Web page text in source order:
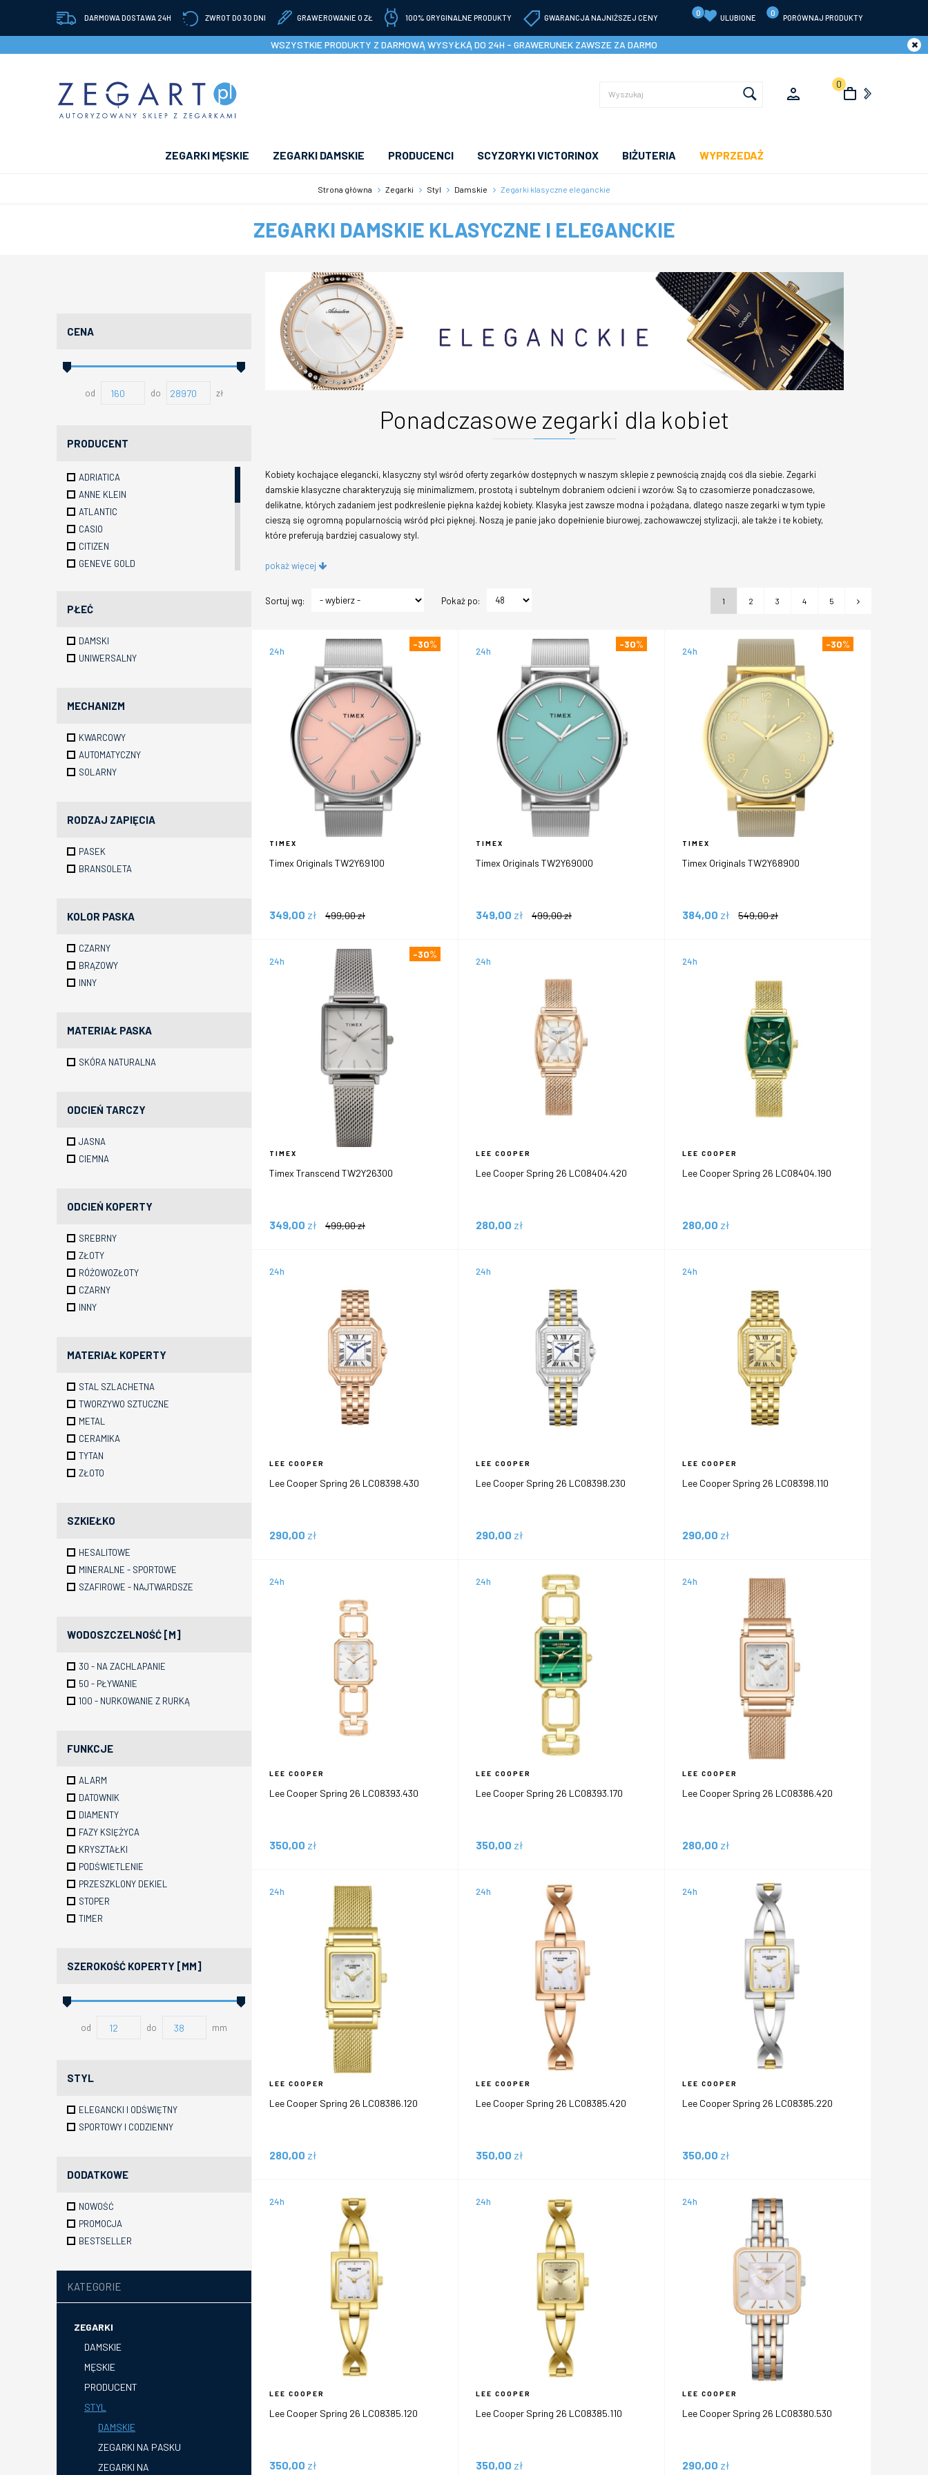
DARMOWA DOSTAWA 24H ZWROT DO 30 DNI GRAWEROWANIE 0 ZŁ 100% ORYGINALNE PRODUKTY GWARANCJA NAJNIŻSZEJ CENY
0
ULUBIONE
0
PORÓWNAJ PRODUKTY
WSZYSTKIE PRODUKTY Z DARMOWĄ WYSYŁKĄ DO 24H - GRAWERUNEK ZAWSZE ZA DARMO
0
ZEGARKI MĘSKIE ZEGARKI DAMSKIE PRODUCENCI SCYZORYKI VICTORINOX BIŻUTERIA WYPRZEDAŻ
Strona główna Zegarki Styl Damskie Zegarki klasyczne eleganckie
ZEGARKI DAMSKIE KLASYCZNE I ELEGANCKIE
CENA
od do zł
PRODUCENT
ADRIATICA
ANNE KLEIN
ATLANTIC
CASIO
CITIZEN
GENEVE GOLD
LORUS
SEIKO
TIMEX
VERSUS VERSACE
PŁEĆ
DAMSKI
UNIWERSALNY
MECHANIZM
KWARCOWY
AUTOMATYCZNY
SOLARNY
RODZAJ ZAPIĘCIA
PASEK
BRANSOLETA
KOLOR PASKA
CZARNY
BRĄZOWY
INNY
MATERIAŁ PASKA
SKÓRA NATURALNA
ODCIEŃ TARCZY
JASNA
CIEMNA
ODCIEŃ KOPERTY
SREBRNY
ZŁOTY
RÓŻOWOZŁOTY
CZARNY
INNY
MATERIAŁ KOPERTY
STAL SZLACHETNA
TWORZYWO SZTUCZNE
METAL
CERAMIKA
TYTAN
ZŁOTO
SZKIEŁKO
HESALITOWE
MINERALNE - SPORTOWE
SZAFIROWE - NAJTWARDSZE
WODOSZCZELNOŚĆ [M]
30 - NA ZACHLAPANIE
50 - PŁYWANIE
100 - NURKOWANIE Z RURKĄ
FUNKCJE
ALARM
DATOWNIK
DIAMENTY
FAZY KSIĘŻYCA
KRYSZTAŁKI
PODŚWIETLENIE
PRZESZKLONY DEKIEL
STOPER
TIMER
SZEROKOŚĆ KOPERTY [MM]
od do mm
STYL
ELEGANCKI I ODŚWIĘTNY
SPORTOWY I CODZIENNY
DODATKOWE
NOWOŚĆ
PROMOCJA
BESTSELLER
KATEGORIE
ZEGARKI
DAMSKIE
MĘSKIE
PRODUCENT
STYL
DAMSKIE
ZEGARKI NA PASKU
ZEGARKI NA
Ponadczasowe zegarki dla kobiet
Kobiety kochające elegancki, klasyczny styl wśród oferty zegarków dostępnych w naszym sklepie z pewnością znajdą coś dla siebie. Zegarki
damskie klasyczne charakteryzują się minimalizmem, prostotą i subtelnym dobraniem odcieni i wzorów. Są to czasomierze ponadczasowe,
delikatne, których zadaniem jest podkreślenie piękna każdej kobiety. Klasyka jest zawsze modna i pożądana, dlatego nasze zegarki w tym typie
cieszą się ogromną popularnością wśród płci pięknej. Noszą je panie jako dopełnienie biurowej, zachowawczej stylizacji, ale także i te kobiety,
które preferują bardziej casualowy styl.
pokaż więcej
Sortuj wg: Pokaż po: 1 2 3 4 5
24h
-30%
TIMEX
Timex Originals TW2Y69100
349,00 zł 499,00zł
24h
-30%
TIMEX
Timex Originals TW2Y69000
349,00 zł 499,00zł
24h
-30%
TIMEX
Timex Originals TW2Y68900
384,00 zł 549,00zł
24h
-30%
TIMEX
Timex Transcend TW2Y26300
349,00 zł 499,00zł
24h
LEE COOPER
Lee Cooper Spring 26 LC08404.420
280,00 zł
24h
LEE COOPER
Lee Cooper Spring 26 LC08404.190
280,00 zł
24h
LEE COOPER
Lee Cooper Spring 26 LC08398.430
290,00 zł
24h
LEE COOPER
Lee Cooper Spring 26 LC08398.230
290,00 zł
24h
LEE COOPER
Lee Cooper Spring 26 LC08398.110
290,00 zł
24h
LEE COOPER
Lee Cooper Spring 26 LC08393.430
350,00 zł
24h
LEE COOPER
Lee Cooper Spring 26 LC08393.170
350,00 zł
24h
LEE COOPER
Lee Cooper Spring 26 LC08386.420
280,00 zł
24h
LEE COOPER
Lee Cooper Spring 26 LC08386.120
280,00 zł
24h
LEE COOPER
Lee Cooper Spring 26 LC08385.420
350,00 zł
24h
LEE COOPER
Lee Cooper Spring 26 LC08385.220
350,00 zł
24h
LEE COOPER
Lee Cooper Spring 26 LC08385.120
350,00 zł
24h
LEE COOPER
Lee Cooper Spring 26 LC08385.110
350,00 zł
24h
LEE COOPER
Lee Cooper Spring 26 LC08380.530
290,00 zł